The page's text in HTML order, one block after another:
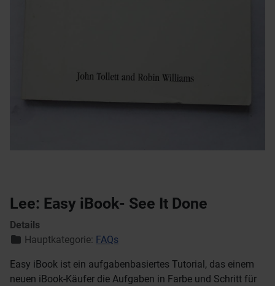
Lee: Easy iBook- See It Done
Details
Hauptkategorie: FAQs
Easy iBook ist ein aufgabenbasiertes Tutorial, das einem
neuen iBook-Käufer die Aufgaben in Farbe und Schritt für